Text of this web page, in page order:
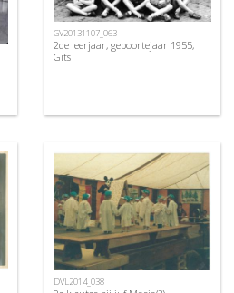
GV20131107_063
2de leerjaar, geboortejaar 1955,
Gits
DVL2014_038